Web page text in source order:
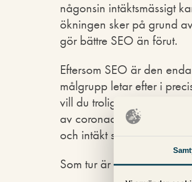
någonsin intäktsmässigt
ökningen sker på grund
gör bättre SEO än förut.
Eftersom SEO är den
målgrupp letar efter i
vill du troligtvis maximera
av coronadopade resultat.
och intäkt som du hade
Som tur är finns det en